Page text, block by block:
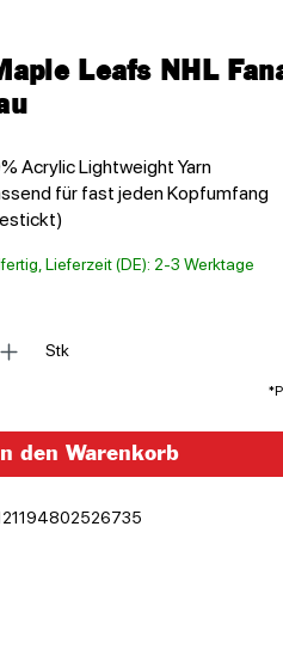
Leafs NHL
Acrylic Lightweight Yarn
für fast jeden Kopfumfang
Lieferzeit (DE): 2-3 Werktage
Stk
In den Warenkorb